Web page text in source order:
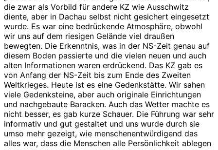
die zwar als Vorbild für andere KZ wie Ausschwitz
diente, aber in Dachau selbst nicht gesichert eingesetzt
wurde. Es war eine bedrückende Atmosphäre, obwohl
wir uns auf dem riesigen Gelände viel draußen
bewegten. Die Erkenntnis, was in der NS-Zeit genau auf
diesem Boden passierte und die vielen neuen und auch
alten Informationen waren erdrückend. Das KZ gab es
von Anfang der NS-Zeit bis zum Ende des Zweiten
Weltkrieges. Heute ist es eine Gedenkstätte. Wir sahen
viele Gedenksteine, aber auch originale Einrichtungen
und nachgebaute Baracken. Auch das Wetter machte es
nicht besser, es gab kurze Schauer. Die Führung war sehr
informativ und gut gestaltet und uns wurde durch sie
umso mehr gezeigt, wie menschenentwürdigend das
alles war, dass die Menschen alle Persönlichkeit ablegen